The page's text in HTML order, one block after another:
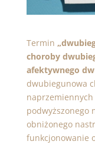
Termin
choroby
afektywnego
dwubiegunowa
podwyższonego
obniżonego
funkcjonowanie